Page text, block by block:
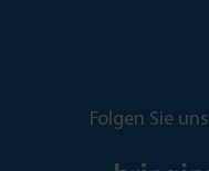
Folgen Sie uns